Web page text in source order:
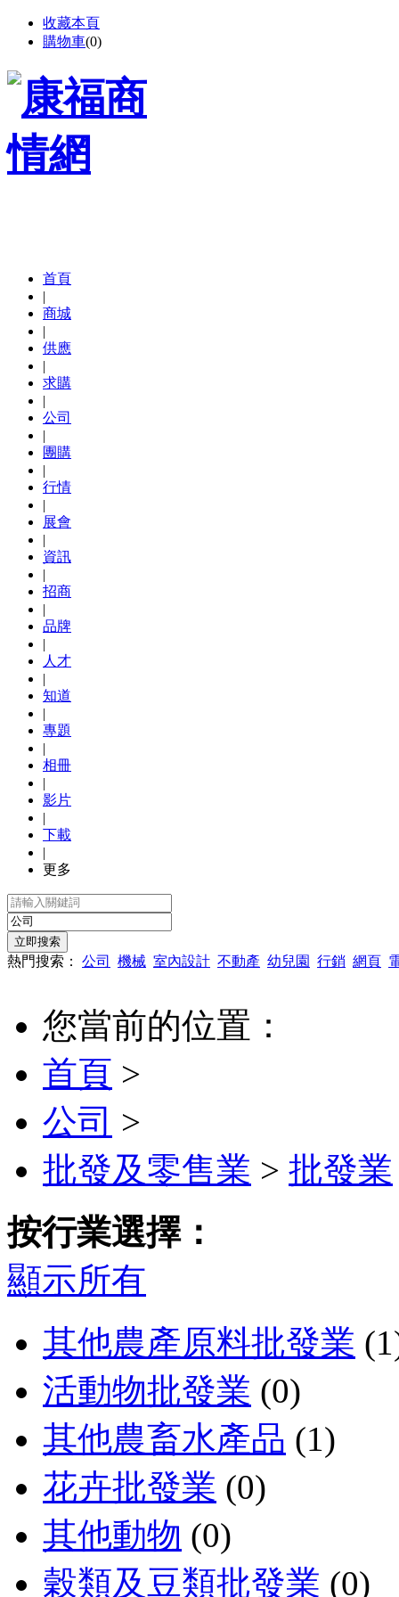
收藏本頁
購物車(0)
首頁
|
商城
|
供應
|
求購
|
公司
|
團購
|
行情
|
展會
|
資訊
|
招商
|
品牌
|
人才
|
知道
|
專題
|
相冊
|
影片
|
下載
|
更多
熱門搜索： 公司 機械 室內設計 不動產 幼兒園 行銷 網頁
您當前的位置：
首頁 >
公司 >
批發及零售業 > 批發業
按行業選擇：
顯示所有
其他農產原料批發業
活動物批發業 (0)
其他農畜水產品 (1)
花卉批發業 (0)
其他動物 (0)
穀類及豆類批發業 (0)